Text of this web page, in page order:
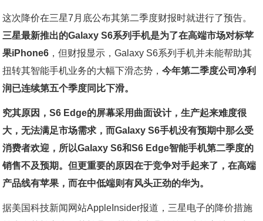
这次降价在三星7月底公布其第二季度财报时就进行了预告。
三星最新推出的Galaxy S6系列手机是为了在高端市场对标苹
果iPhone6 ，但财报显示，Galaxy S6系列手机并未能帮助其
扭转其智能手机业务的大幅下滑态势，今年第二季度公司净利
润已连续第五个季度同比下滑。
究其原因，S6 Edge的屏幕采用曲面设计，生产起来难度很
大，无法满足市场需求，而Galaxy S6手机没有预期中那么受
消费者欢迎，所以Galaxy S6和S6 Edge智能手机第二季度的
销售不及预期。但更重要的原因在于竞争对手起来了，在高端
产品线有苹果，而在中低端则有风头正劲的华为。
据美国科技新闻网站AppleInsider报道，三星电子的降价措施